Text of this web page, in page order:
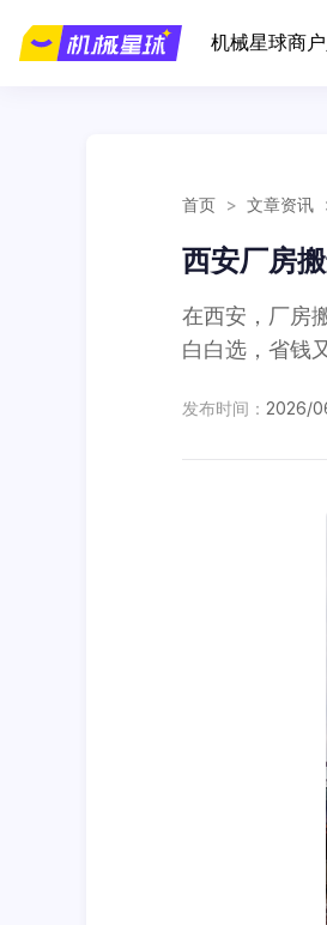
机械星球商
首页 > 文章资讯
西安厂房
在西安，厂房
白白选，省钱
发布时间： 2026/